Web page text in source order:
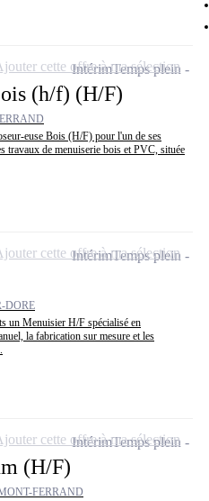
(h/f) (H/F)
euse Bois (H/F) pour l'un de ses
travaux de menuiserie bois et PVC, située
IntérimTemps plein
cette offre à ma sélection
DORE
un Menuisier H/F spécialisé en
la fabrication sur mesure et les
IntérimTemps plein
cette offre à ma sélection
(H/F)
FERRAND
IntérimTemps plein
cette offre à ma sélection